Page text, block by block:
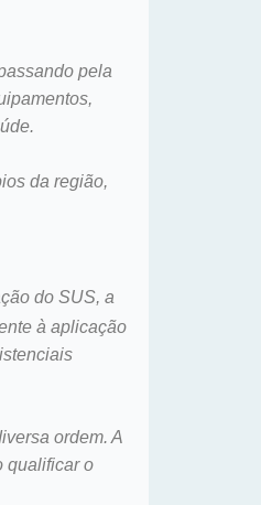
pela
da região,
do SUS, a
à aplicação
ordem. A
qualificar o